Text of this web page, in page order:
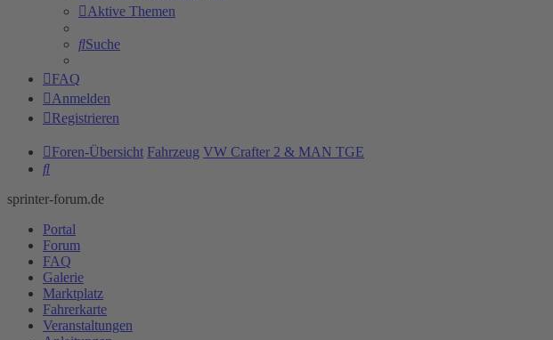
Aktive Themen
Suche
FAQ
Anmelden
Registrieren
Foren-Übersicht Fahrzeug VW Crafter 2 & MAN TGE
Suche
sprinter-forum.de
Portal
Forum
FAQ
Galerie
Marktplatz
Fahrerkarte
Veranstaltungen